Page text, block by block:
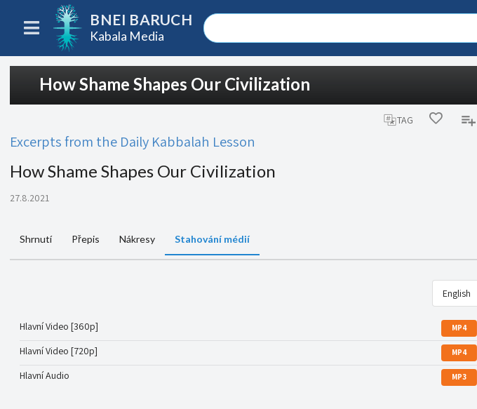
BNEI BARUCH
Kabala Media
How Shame Shapes Our Civilization
TAG
Excerpts from the Daily Kabbalah Lesson
How Shame Shapes Our Civilization
27.8.2021
Shrnutí Přepis Nákresy Stahování médií
English
Hlavní Video [360p] MP4
Hlavní Video [720p] MP4
Hlavní Audio MP3